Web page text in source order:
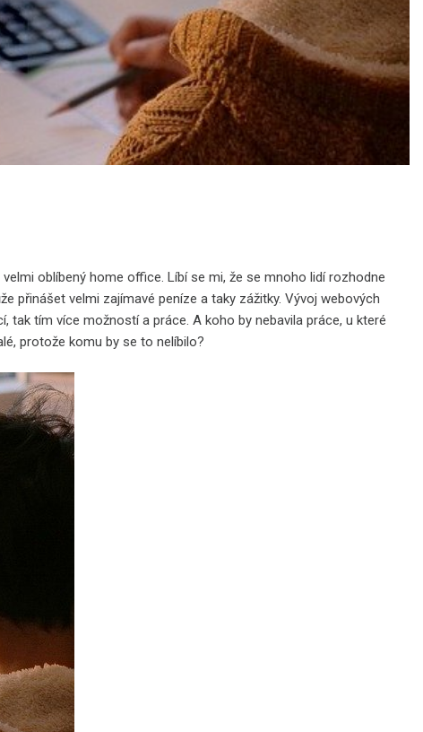
oblíbený home office. Líbí se mi, že se mnoho lidí rozhodne
přinášet velmi zajímavé peníze a taky zážitky. Vývoj webových
tak tím více možností a práce. A koho by nebavila práce, u které
protože komu by se to nelíbilo?